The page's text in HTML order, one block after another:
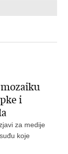
i
za medije
koje